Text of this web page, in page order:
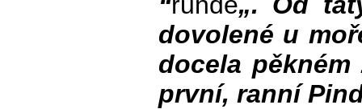
dovolené u
docela
první, ranní